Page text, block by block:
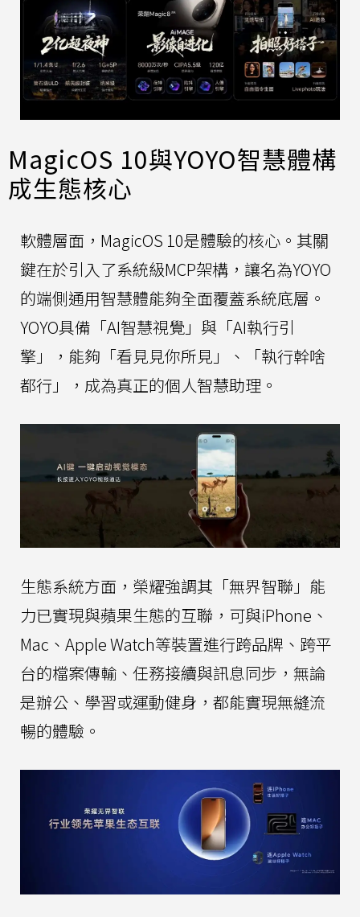
MagicOS 10與YOYO智慧體構
成生態核心
軟體層面，MagicOS 10是體驗的核心。其關
鍵在於引入了系統級MCP架構，讓名為YOYO
的端側通用智慧體能夠全面覆蓋系統底層。
YOYO具備「AI智慧視覺」與「AI執行引
擎」，能夠「看見見你所見」、「執行幹啥
都行」，成為真正的個人智慧助理。
生態系統方面，榮耀強調其「無界智聯」能
力已實現與蘋果生態的互聯，可與iPhone、
Mac、Apple Watch等裝置進行跨品牌、跨平
台的檔案傳輸、任務接續與訊息同步，無論
是辦公、學習或運動健身，都能實現無縫流
暢的體驗。